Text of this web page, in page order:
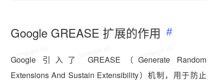
Google GREASE 扩展的作用
Google 引入了 GREASE（Generate Random
Extensions And Sustain Extensibility）机制，用于防止